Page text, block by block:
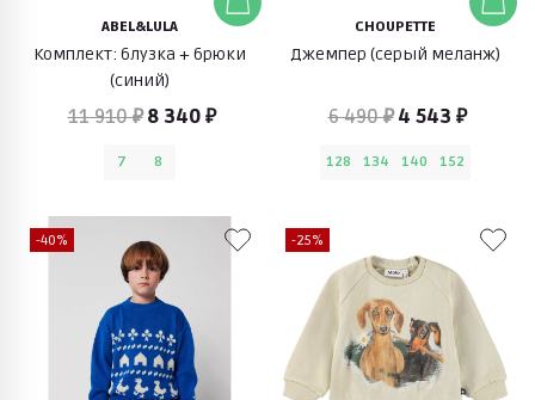
ABEL&LULA
Комплект: блузка + брюки
(синий)
11 910 ₽ 8 340 ₽
7 8
CHOUPETTE
Джемпер (серый меланж)
6 490 ₽ 4 543 ₽
128 134 140 152
-40% -25%